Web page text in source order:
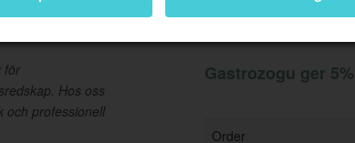
för
Hos oss
och professionell
Information
Gastrozogu ger
Order